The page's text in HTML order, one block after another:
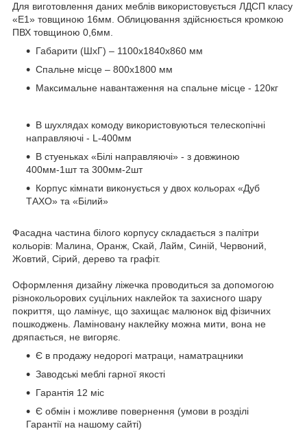
Для виготовлення даних меблів використовується ЛДСП класу
«Е1» товщиною 16мм. Облицювання здійснюється кромкою
ПВХ товщиною 0,6мм.
Габарити (ШхГ) – 1100х1840х860 мм
Спальне місце – 800х1800 мм
Максимальне навантаження на спальне місце - 120кг
В шухлядах комоду використовуються телескопічні
направляючі - L-400мм
В стуеньках «Білі направляючі» - з довжиною
400мм-1шт та 300мм-2шт
Корпус кімнати виконується у двох кольорах «Дуб
ТАХО» та «Білий»
Фасадна частина білого корпусу складається з палітри
кольорів: Малина, Оранж, Скай, Лайм, Синій, Червоний,
Жовтий, Сірий, дерево та графіт.
Оформлення дизайну ліжечка проводиться за допомогою
різнокольорових суцільних наклейок та захисного шару
покриття, що ламінує, що захищає малюнок від фізичних
пошкоджень. Ламіновану наклейку можна мити, вона не
дряпається, не вигоряє.
Є в продажу недорогі матраци, наматрацники
Заводські меблі гарної якості
Гарантія 12 міс
Є обмін і можливе повернення (умови в розділі
Гарантії на нашому сайті)